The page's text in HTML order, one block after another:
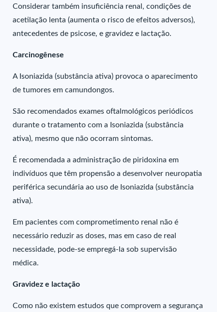
Considerar também insuficiência renal, condições de
acetilação lenta (aumenta o risco de efeitos adversos),
antecedentes de psicose, e gravidez e lactação.
Carcinogênese
A Isoniazida (substância ativa) provoca o aparecimento
de tumores em camundongos.
São recomendados exames oftalmológicos periódicos
durante o tratamento com a Isoniazida (substância
ativa), mesmo que não ocorram sintomas.
É recomendada a administração de piridoxina em
indivíduos que têm propensão a desenvolver neuropatia
periférica secundária ao uso de Isoniazida (substância
ativa).
Em pacientes com comprometimento renal não é
necessário reduzir as doses, mas em caso de real
necessidade, pode-se empregá-la sob supervisão
médica.
Gravidez e lactação
Como não existem estudos que comprovem a segurança